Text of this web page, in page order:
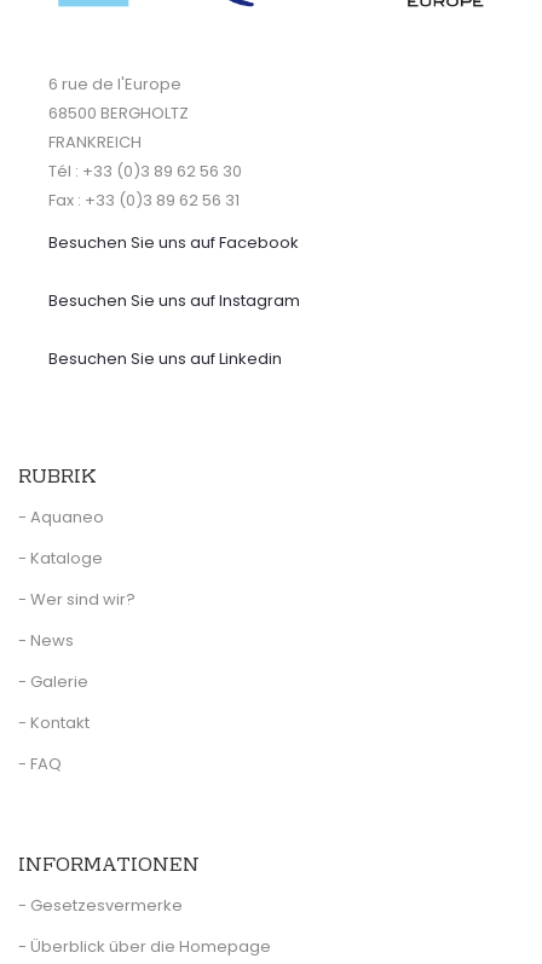
6 rue de l'Europe
68500 BERGHOLTZ
FRANKREICH
Tél : +33 (0)3 89 62 56 30
Fax : +33 (0)3 89 62 56 31
Besuchen Sie uns aufFacebook
Besuchen Sie uns auf Instagram
Besuchen Sie uns auf Linkedin
RUBRIK
- Aquaneo
- Kataloge
- Wer sind wir?
- News
- Galerie
- Kontakt
- FAQ
INFORMATIONEN
- Gesetzesvermerke
- Überblick über die Homepage